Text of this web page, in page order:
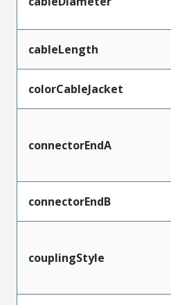
cableLength
colorCableJacket
connectorEndA
connectorEndB
couplingStyle